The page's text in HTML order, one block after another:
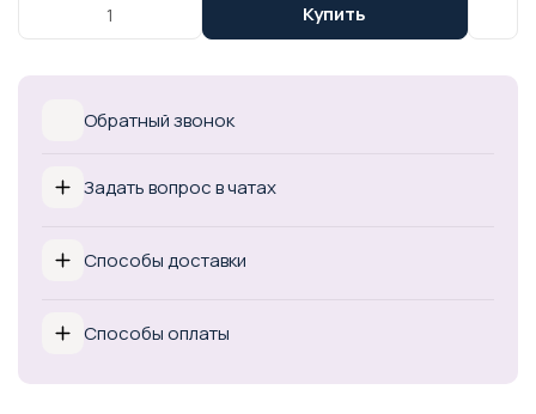
Купить
Обратный звонок
Задать вопрос в чатах
Способы доставки
Способы оплаты